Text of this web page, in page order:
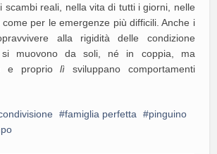
scambi reali, nella vita di tutti i giorni, nelle
per le emergenze più difficili. Anche i
alla rigidità delle condizione
si muovono da soli, né in coppia, ma
e propriolìsviluppano comportamenti
famiglia perfetta
pinguino